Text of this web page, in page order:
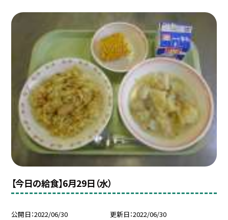
【今日の給食】6月29日（水）
公開日 2022/06/30 更新日 2022/06/30